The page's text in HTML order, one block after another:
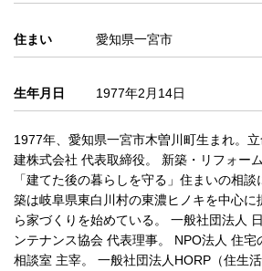
住まい 愛知県一宮市
生年月日 1977年2月14日
1977年、愛知県一宮市木曽川町生まれ。
建株式会社 代表取締役。 新築・リフォー
「建てた後の暮らしを守る」住まいの相
築は岐阜県東白川村の東濃ヒノキを中心に
ら家づくりを始めている。 一般社団法人
ンテナンス協会 代表理事。 NPO法人 住
相談室 主宰。 一般社団法人HORP（住生